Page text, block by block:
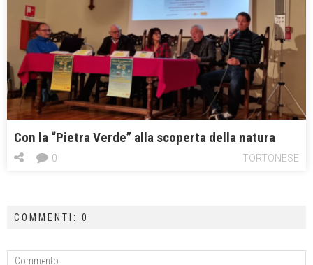
Con la “Pietra Verde” alla scoperta della natura
TORTONESE
0
COMMENTI: 0